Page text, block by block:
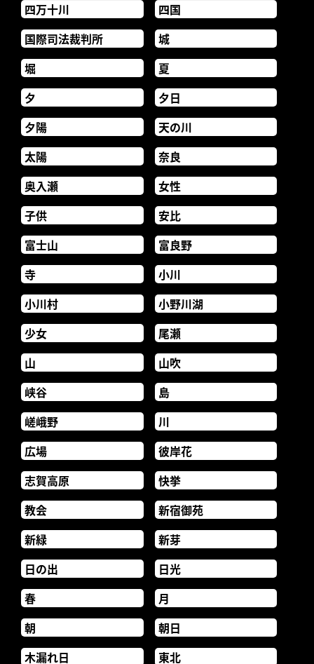
四万十川
四国
国際司法裁判所
城
堀
夏
夕
夕日
夕陽
天の川
太陽
奈良
奥入瀬
女性
子供
安比
富士山
富良野
寺
小川
小川村
小野川湖
少女
尾瀬
山
山吹
峡谷
島
嵯峨野
川
広場
彼岸花
志賀高原
快挙
教会
新宿御苑
新緑
新芽
日の出
日光
春
月
朝
朝日
木漏れ日
東北